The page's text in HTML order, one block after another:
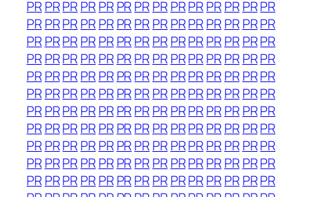
PRPRPRPRPR PRPRPRPRPRPRPR PRPR
PRPRPRPRPR PRPRPRPRPRPRPR PRPR
PRPRPRPRPR PRPRPRPRPRPRPR PRPR
PRPRPRPRPR PRPRPRPRPRPRPR PRPR
PRPRPRPRPR PRPRPRPRPRPRPR PRPR
PRPRPRPRPR PRPRPRPRPRPRPR PRPR
PRPRPRPRPR PRPRPRPRPRPRPR PRPR
PRPRPRPRPR PRPRPRPRPRPRPR PRPR
PRPRPRPRPR PRPRPRPRPRPRPR PRPR
PRPRPRPRPR PRPRPRPRPRPRPR PRPR
PRPRPRPRPR PRPRPRPRPRPRPR PRPR